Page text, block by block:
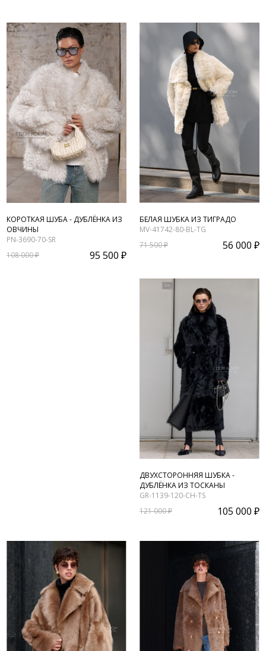
КОРОТКАЯ ШУБА - ДУБЛЁНКА ИЗ
ОВЧИНЫ
PN-3690-70-SR
108 000 ₽
95 500 ₽
БЕЛАЯ ШУБКА ИЗ ТИГРАДО
MV-41742-80-BL-TG
71 500 ₽
56 000 ₽
ДВУХСТОРОННЯЯ ШУБКА -
ДУБЛЁНКА ИЗ ТОСКАНЫ
GR-1139-120-CH-TS
121 000 ₽
105 000 ₽